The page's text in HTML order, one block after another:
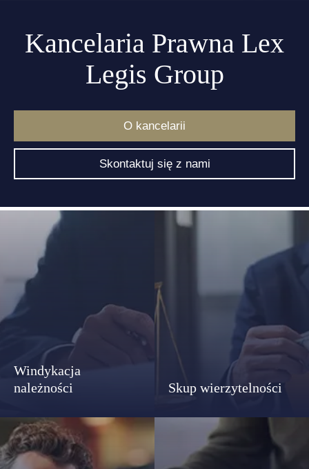
Kancelaria Prawna Lex
Legis Group
O kancelarii
Skontaktuj się z nami
Windykacja
należności
Skup wierzytelności